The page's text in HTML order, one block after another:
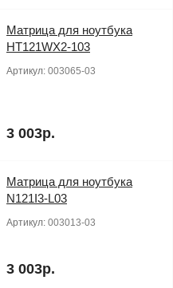
Матрица для ноутбука
HT121WX2-103
Артикул: 003065-03
3 003р.
Матрица для ноутбука
N121I3-L03
Артикул: 003013-03
3 003р.